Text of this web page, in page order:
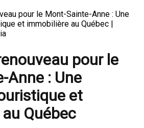
pour le Mont-Sainte-Anne : Une
et immobilière au Québec |
pour le
Anne : Une
et
Québec